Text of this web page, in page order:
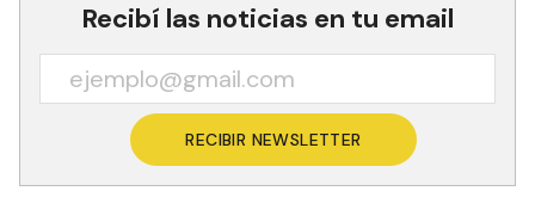
Recibí las noticias en tu email
RECIBIR NEWSLETTER